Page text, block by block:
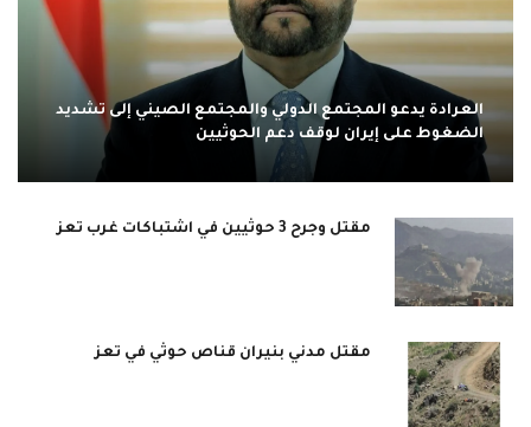
العرادة يدعو المجتمع الدولي والمجتمع الصيني إلى تشديد
الضغوط على إيران لوقف دعم الحوثيين
مقتل وجرح 3 حوثيين في اشتباكات غرب تعز
مقتل مدني بنيران قناص حوثي في تعز